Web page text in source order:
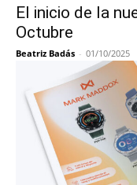
El inicio de la
Octubre
Beatriz Badás - 01/10/2025